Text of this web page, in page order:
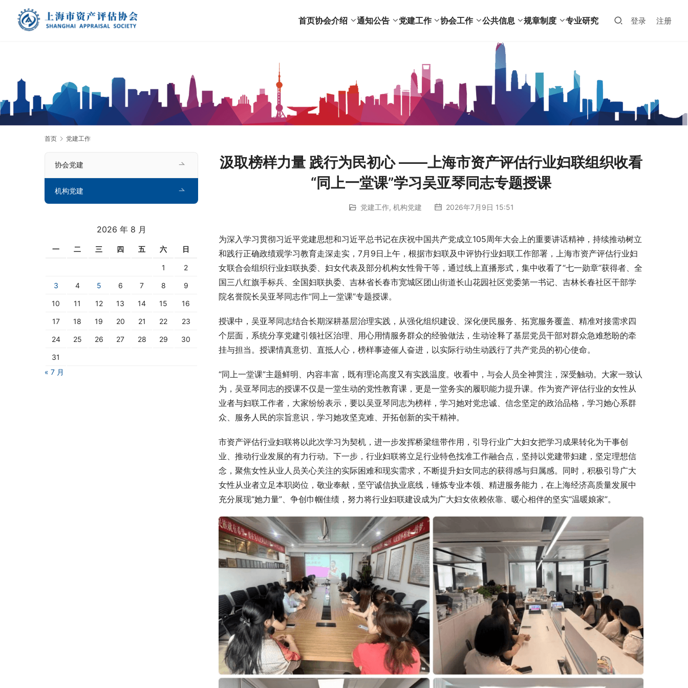
首页协会介绍 通知公告 党建工作 协会工作 公共信息 规章制度 专业研究 登录 注册
首页 党建工作
汲取榜样力量 践行为民初心 ——上海市资产评估行业妇联组织收看
“同上一堂课”学习吴亚琴同志专题授课
党建工作, 机构党建 2026年7月9日 15:51
为深入学习贯彻习近平党建思想和习近平总书记在庆祝中国共产党成立105周年大会上的重要讲话精神，持续推动树立
和践行正确政绩观学习教育走深走实，7月9日上午，根据市妇联及中评协行业妇联工作部署，上海市资产评估行业妇
女联合会组织行业妇联执委、妇女代表及部分机构女性骨干等，通过线上直播形式，集中收看了“七一勋章”获得者、全
国三八红旗手标兵、全国妇联执委、吉林省长春市宽城区团山街道长山花园社区党委第一书记、吉林长春社区干部学
院名誉院长吴亚琴同志作“同上一堂课”专题授课。
授课中，吴亚琴同志结合长期深耕基层治理实践，从强化组织建设、深化便民服务、拓宽服务覆盖、精准对接需求四
个层面，系统分享党建引领社区治理、用心用情服务群众的经验做法，生动诠释了基层党员干部对群众急难愁盼的牵
挂与担当。授课情真意切、直抵人心，榜样事迹催人奋进，以实际行动生动践行了共产党员的初心使命。
“同上一堂课”主题鲜明、内容丰富，既有理论高度又有实践温度。收看中，与会人员全神贯注，深受触动。大家一致认
为，吴亚琴同志的授课不仅是一堂生动的党性教育课，更是一堂务实的履职能力提升课。作为资产评估行业的女性从
业者与妇联工作者，大家纷纷表示，要以吴亚琴同志为榜样，学习她对党忠诚、信念坚定的政治品格，学习她心系群
众、服务人民的宗旨意识，学习她攻坚克难、开拓创新的实干精神。
市资产评估行业妇联将以此次学习为契机，进一步发挥桥梁纽带作用，引导行业广大妇女把学习成果转化为干事创
业、推动行业发展的有力行动。下一步，行业妇联将立足行业特色找准工作融合点，坚持以党建带妇建，坚定理想信
念，聚焦女性从业人员关心关注的实际困难和现实需求，不断提升妇女同志的获得感与归属感。同时，积极引导广大
女性从业者立足本职岗位，敬业奉献，坚守诚信执业底线，锤炼专业本领、精进服务能力，在上海经济高质量发展中
充分展现“她力量”、争创巾帼佳绩，努力将行业妇联建设成为广大妇女依赖依靠、暖心相伴的坚实“温暖娘家”。
协会党建
机构党建
2026 年 8 月
一 二 三 四 五 六 日
1 2
3 4 5 6 7 8 9
10 11 12 13 14 15 16
17 18 19 20 21 22 23
24 25 26 27 28 29 30
31
« 7 月